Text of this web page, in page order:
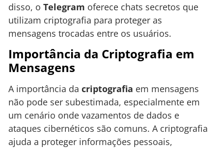
disso, o Telegram oferece chats secretos que
utilizam criptografia para proteger as
mensagens trocadas entre os usuários.
Importância da Criptografia em
Mensagens
A importância da criptografia em mensagens
não pode ser subestimada, especialmente em
um cenário onde vazamentos de dados e
ataques cibernéticos são comuns. A criptografia
ajuda a proteger informações pessoais,